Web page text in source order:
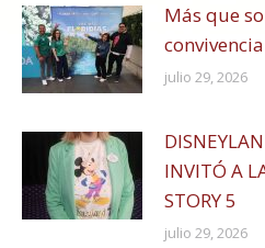
Más que
convivencia
julio 29, 2026
INVITÓ A
STORY 5
julio 29, 2026